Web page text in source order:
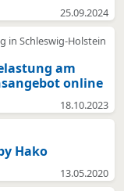
25.09.2024
in Schleswig-Holstein
am
online
18.10.2023
Hako
13.05.2020